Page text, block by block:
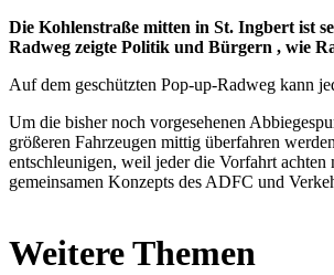
Die Kohlenstraße mitten in St. Ingbert ist
Radweg zeigte Politik und Bürgern , wie
Auf dem geschützten Pop-up-Radweg kann
Um die bisher noch vorgesehenen
größeren Fahrzeugen mittig überfahren
entschleunigen, weil jeder die Vorfahrt
gemeinsamen Konzepts des ADFC und
Weitere Themen